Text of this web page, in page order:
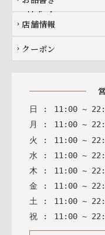
chevron_right 店舗情報
chevron_right クーポン
日 : 11: 00 ~ 22:
月
: 11: 00 ~ 22:
火
: 11 : 00 ~ 22 :
水 : 11 : 00 ~ 22 :
木 : 11 : 00 ~ 22 :
金 : 11 : 00 ~ 22 :
土 : 11: 00 ~ 22:
祝 : 11: 00 ~ 22: